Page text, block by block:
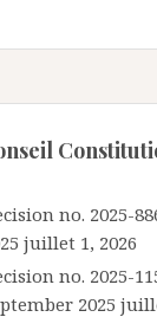
no. 2025-
juillet 1, 2026
no. 2025-
2025